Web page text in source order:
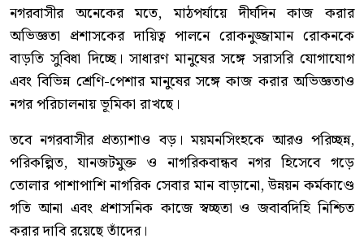
নগরবাসীর অনেকের মতে, মাঠপর্যায়ে দীর্ঘদিন কাজ করার
অভিজ্ঞতা প্রশাসকের দায়িত্ব পালনে রোকনুজ্জামান রোকনকে
বাড়তি সুবিধা দিচ্ছে। সাধারণ মানুষের সঙ্গে সরাসরি যোগাযোগ
এবং বিভিন্ন শ্রেণি-পেশার মানুষের সঙ্গে কাজ করার অভিজ্ঞতাও
নগর পরিচালনায় ভূমিকা রাখছে।
তবে নগরবাসীর প্রত্যাশাও বড়। ময়মনসিংহকে আরও পরিচ্ছন্ন,
পরিকল্পিত, যানজটমুক্ত ও নাগরিকবান্ধব নগর হিসেবে গড়ে
তোলার পাশাপাশি নাগরিক সেবার মান বাড়ানো, উন্নয়ন কর্মকাণ্ডে
গতি আনা এবং প্রশাসনিক কাজে স্বচ্ছতা ও জবাবদিহি নিশ্চিত
করার দাবি রয়েছে তাঁদের।